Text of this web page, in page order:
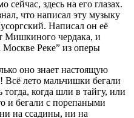
сейчас, здесь на его глазах.
что написал эту музыку
Написал он её
Мишкиного чердака, и
Москве Реке” из оперы
оно знает настоящую
лето мальчишки бегали
когда шли в тайгу, или
и бегали с порепаными
на ссадины, ни на